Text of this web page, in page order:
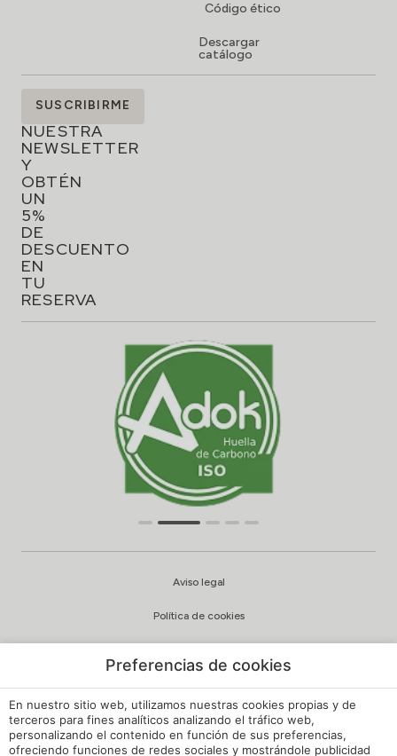
Código ético
Descargar
catálogo
SUSCRÍBETE
NUESTRA
NEWSLETTER
Y
OBTÉN
UN
5%
DE
DESCUENTO
EN
TU
RESERVA
SUSCRIBIRME
Aviso legal
Política de cookies
Política de Calidad y Medioambiente
Canal de Denuncias Hoteles de España
Preferencias de cookies
En nuestro sitio web, utilizamos nuestras cookies propias y de
terceros para fines analíticos analizando el tráfico web,
personalizando el contenido en función de sus preferencias,
ofreciendo funciones de redes sociales y mostrándole publicidad